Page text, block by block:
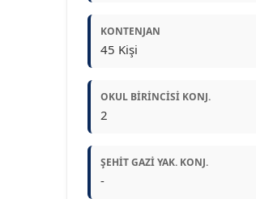
KONTENJAN
45 Kişi
OKUL BIRINCISI KONJ.
2
ŞEHIT GAZI YAK. KONJ.
-